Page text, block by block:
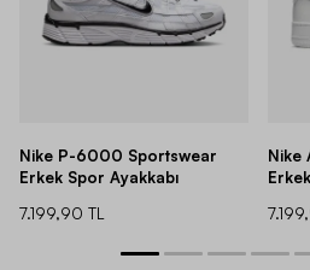
Nike P-6000 Sportswear
Erkek Spor Ayakkabı
7.199,90 TL
Nike